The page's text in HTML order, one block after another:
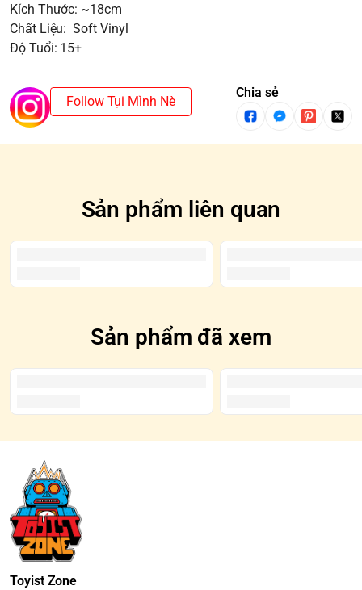
Kích Thước: ~18cm
Chất Liệu: Soft Vinyl
Độ Tuổi: 15+
Follow Tụi Mình Nè
Chia sẻ
Sản phẩm liên quan
Sản phẩm đã xem
Toyist Zone